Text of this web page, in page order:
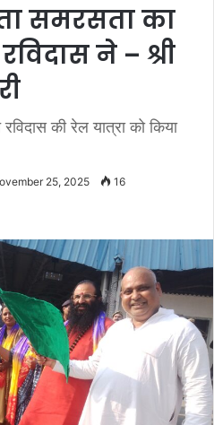
समरसता का
ने – श्री
की रेल यात्रा को किया
25, 2025 16